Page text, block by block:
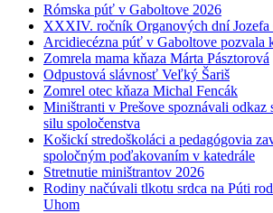
Rómska púť v Gaboltove 2026
XXXIV. ročník Organových dní Jozefa
Arcidiecézna púť v Gaboltove pozvala
Zomrela mama kňaza Márta Pásztorová
Odpustová slávnosť Veľký Šariš
Zomrel otec kňaza Michal Fencák
Miništranti v Prešove spoznávali odkaz
silu spoločenstva
Košickí stredoškoláci a pedagógovia
spoločným poďakovaním v katedrále
Stretnutie miništrantov 2026
Rodiny načúvali tlkotu srdca na Púti
Uhom